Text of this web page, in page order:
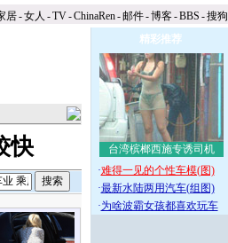
居-女人 -TV-ChinaRen-邮件-博客-BBS -搜狗
快
精彩推荐
台湾槟榔西施专诱司机
·难得一见的个性车模(图)
·最新水陆两用汽车(组图)
·为啥波霸女孩都喜欢玩车